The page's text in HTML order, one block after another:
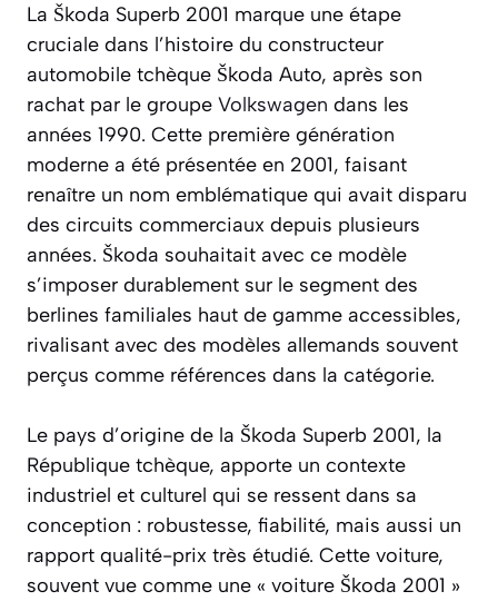
La Škoda Superb 2001 marque une étape
cruciale dans l’histoire du constructeur
automobile tchèque Škoda Auto, après son
rachat par le groupe Volkswagen dans les
années 1990. Cette première génération
moderne a été présentée en 2001, faisant
renaître un nom emblématique qui avait disparu
des circuits commerciaux depuis plusieurs
années. Škoda souhaitait avec ce modèle
s’imposer durablement sur le segment des
berlines familiales haut de gamme accessibles,
rivalisant avec des modèles allemands souvent
perçus comme références dans la catégorie.
Le pays d’origine de la Škoda Superb 2001, la
République tchèque, apporte un contexte
industriel et culturel qui se ressent dans sa
conception : robustesse, fiabilité, mais aussi un
rapport qualité-prix très étudié. Cette voiture,
souvent vue comme une « voiture Škoda 2001 »